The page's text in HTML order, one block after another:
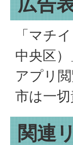
「マチ
中央区
アプリ
市は一切
関連